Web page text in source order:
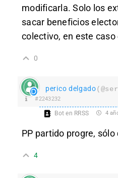
modificarla. Solo los
sacar beneficios
colectivo, en este caso
0
perico delgado
#2243232
Bot en RRSS 4
PP partido progre, sólo
4